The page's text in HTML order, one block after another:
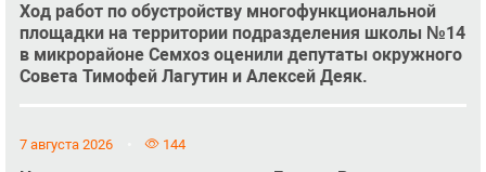
Ход работ по обустройству многофункциональной
площадки на территории подразделения школы №14
в микрорайоне Семхоз оценили депутаты окружного
Совета Тимофей Лагутин и Алексей Деяк.
7 августа 2026 144